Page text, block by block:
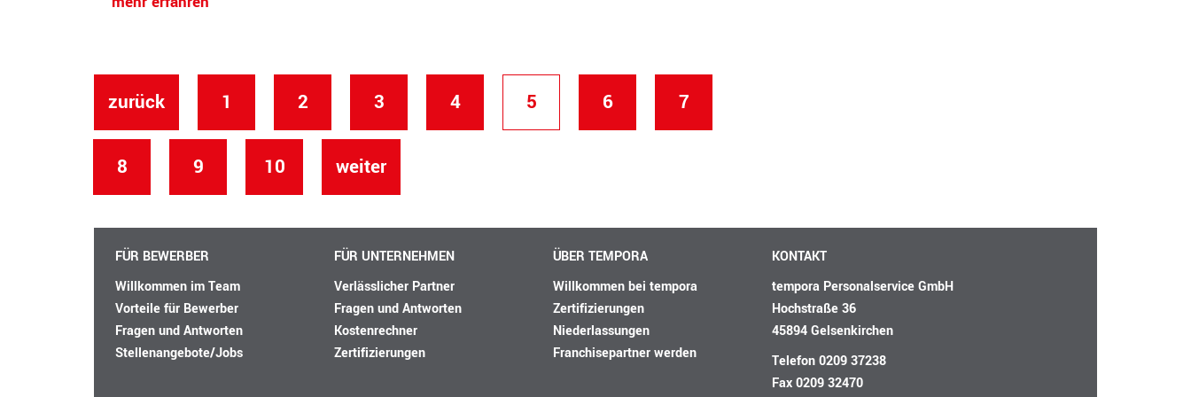
zurück 1 2 3 4 5 6 7
8 9 10 weiter
FÜR BEWERBER
Willkommen im Team
Vorteile für Bewerber
Fragen und Antworten
Stellenangebote/Jobs
FÜR UNTERNEHMEN
Verlässlicher Partner
Fragen und Antworten
Kostenrechner
Zertifizierungen
ÜBER TEMPORA
Willkommen bei tempora
Zertifizierungen
Niederlassungen
Franchisepartner werden
KONTAKT
tempora Personalservice GmbH
Hochstraße 36
45894 Gelsenkirchen
Telefon0209 37238
Fax 0209 32470